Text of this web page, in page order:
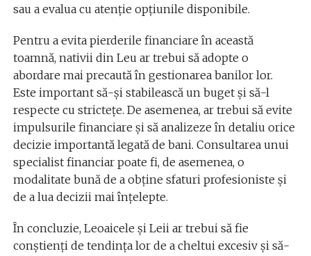
sau a evalua cu atenție opțiunile disponibile.
Pentru a evita pierderile financiare în această
toamnă, nativii din Leu ar trebui să adopte o
abordare mai precaută în gestionarea banilor lor.
Este important să-și stabilească un buget și să-l
respecte cu strictețe. De asemenea, ar trebui să evite
impulsurile financiare și să analizeze în detaliu orice
decizie importantă legată de bani. Consultarea unui
specialist financiar poate fi, de asemenea, o
modalitate bună de a obține sfaturi profesioniste și
de a lua decizii mai înțelepte.
În concluzie, Leoaicele și Leii ar trebui să fie
conștienți de tendința lor de a cheltui excesiv și să-